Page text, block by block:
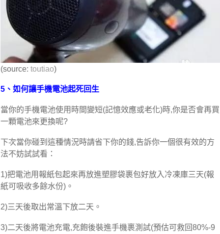
(source: toutiao)
5、如何讓手機電池起死回生
當你的手機電池使用時間變短(記憶效應或老化)時,你是否會再買
一顆電池來更換呢?
下次當你碰到這種情況時請省下你的錢,告訴你一個很有效的方
法不妨試試看：
1)把電池用報紙包起來再放進塑膠袋裹包好放入冷凍庫三天(報
紙可吸收多餘水份)。
2)三天後取出常溫下放二天。
3)二天後將電池充電,充飽後裝進手機裹測試(預估可救回80%-9